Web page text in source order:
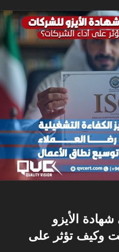
الأيزو
وكيف تؤثر على